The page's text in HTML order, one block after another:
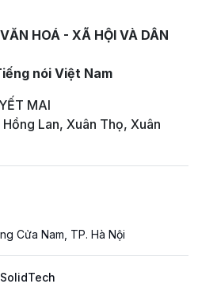
HOÁ - XÃ HỘI VÀ DÂN
nói Việt Nam
MAI
Lan, Xuân Thọ, Xuân
Cửa Nam, TP. Hà Nội